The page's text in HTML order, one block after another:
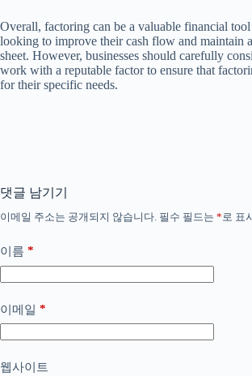
Overall, factoring can be a valuable financial tool
looking to improve their cash flow and maintain
sheet. However, businesses should carefully
work with a reputable factor to ensure that
for their specific needs.
댓글 남기기
이메일 주소는 공개되지 않습니다. 필수 필드는 *로 표
이름 *
이메일 *
웹사이트